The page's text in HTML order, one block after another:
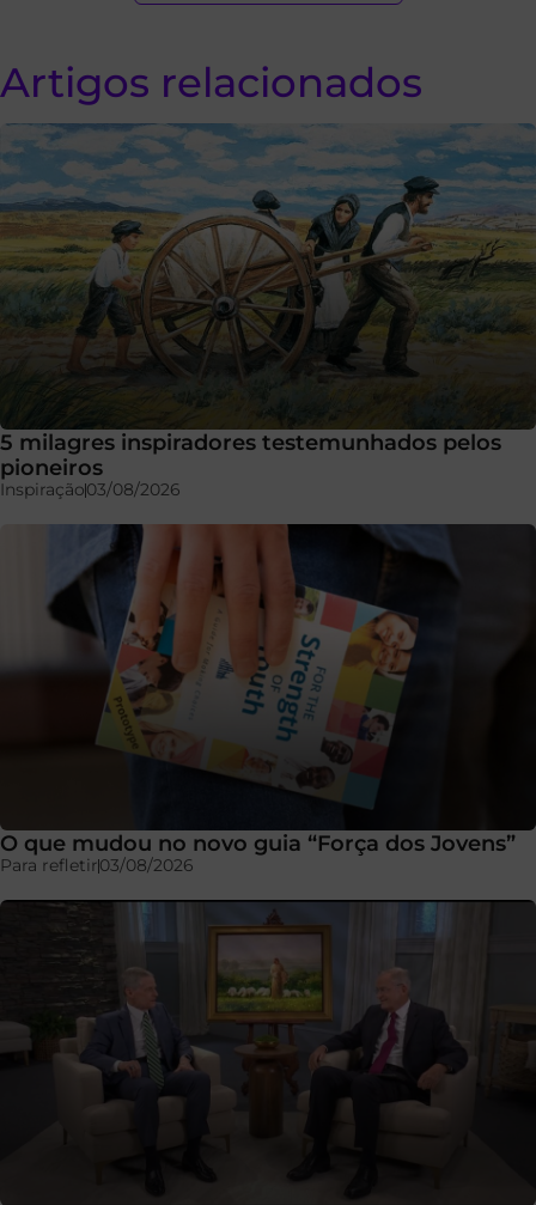
Artigos relacionados
5 milagres inspiradores testemunhados pelos
pioneiros
Inspiração03/08/2026
O que mudou no novo guia “Força dos Jovens”
Para refletir03/08/2026